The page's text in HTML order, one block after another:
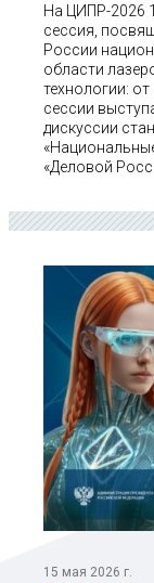
На ЦИПР-2026
сессия,
России
области
технологии:
сессии
дискуссии
«Деловой
15 мая 2026 г.